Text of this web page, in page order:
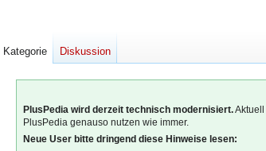
PlusPedia wird derzeit technisch modernisiert.
PlusPedia genauso nutzen wie immer.
Neue User bitte dringend diese Hinweise lesen:
Kategorie Diskussion